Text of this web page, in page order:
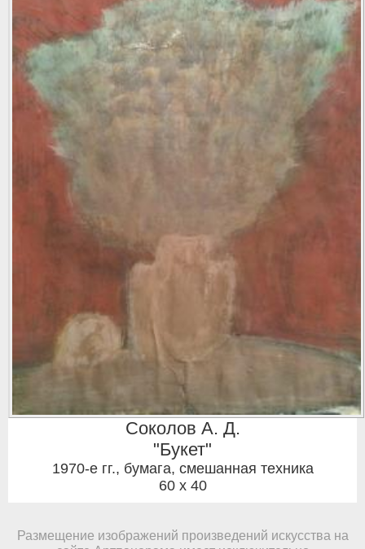
Соколов А. Д.
"Букет"
1970-е гг., бумага, смешанная техника
60 x 40
Размещение изображений произведений искусства на